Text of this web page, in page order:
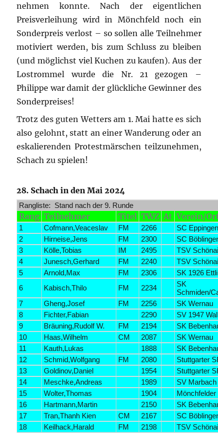
nehmen konnte. Nach der eigentlichen
Preisverleihung wird in Mönchfeld noch ein
Sonderpreis verlost – so sollen alle Teilnehmer
motiviert werden, bis zum Schluss zu bleiben
(und möglichst viel Kuchen zu kaufen). Aus der
Lostrommel wurde die Nr. 21 gezogen –
Philippe war damit der glückliche Gewinner des
Sonderpreises!
Trotz des guten Wetters am 1. Mai hatte es sich
also gelohnt, statt an einer Wanderung oder an
eskalierenden Protestmärschen teilzunehmen,
Schach zu spielen!
28. Schach in den Mai 2024
Rangliste: Stand nach der 9. Runde
Rang Teilnehmer Titel TWZ At Verein/
1 Cofmann,Veaceslav FM 2266
SC
2
Hirneise,Jens FM 2300
SC
3
Kölle,Tobias IM 2495
TSV
4
Junesch,Gerhard FM 2240
TSV
5
Arnold,Max FM 2306
SK 1926
6
Kabisch,Thilo FM 2234
SK
Schmiden/
7
Gheng,Josef FM 2256
SK Wernau
8
Fichter,Fabian 2290
SV 1947
9
Bräuning,Rudolf W. FM 2194
SK
10
Haas,Wilhelm CM 2087
SK Wernau
11
Kauth,Lukas 1888
SK
12
Schmid,Wolfgang FM 2080
Stuttgarter
13
Goldinov,Daniel 1954
Stuttgarter
14
Meschke,Andreas 1989
SV Marbach
15
Wolter,Thomas 1904
Mönchfelder
16
Hartmann,Martin 2150
SK
17
Tran,Thanh Kien CM 2167
SC
18
Keilhack,Harald FM 2198
TSV